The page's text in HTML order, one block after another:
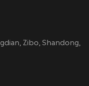
Zibo, Shandong,